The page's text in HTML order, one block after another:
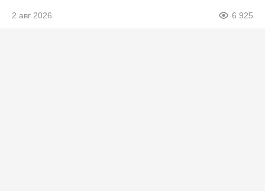
2 авг 2026 6 925